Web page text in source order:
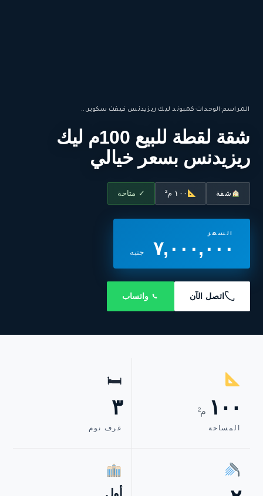
المراسم· الوحدات· كمبوند ليك ريزيدنس فيفث سكوير...
شقة لقطة للبيع 100م ليك
ريزيدنس بسعر خيالي
شقة ١٠٠ م² ✓ متاحة
السعر
٧,٠٠٠,٠٠٠ جنيه
اتصل الآن واتساب
١٠٠ م²
المساحة
🛏
٣
غرف نوم
أول